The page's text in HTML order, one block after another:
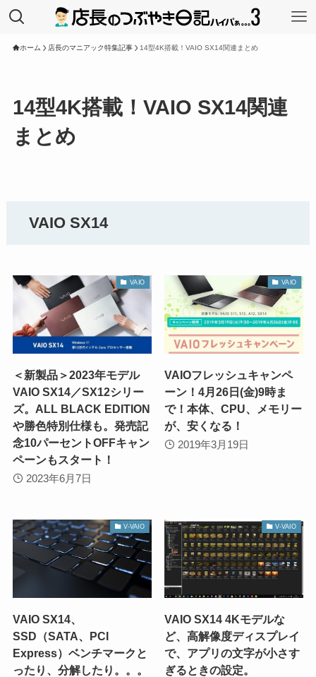
ホーム 店長のマニアック特集記事 14型4K搭載！VAIO SX14関連まとめ
14型4K搭載！VAIO SX14関連
まとめ
VAIO SX14
VAIO
＜新製品＞2023年モデル
VAIO SX14／SX12シリー
ズ。ALL BLACK EDITION
や勝色特別仕様も。発売記
念10パーセントOFFキャン
ペーンもスタート！
2023年6月7日
VAIO
VAIOフレッシュキャンペ
ーン！4月26日(金)9時ま
で！本体、CPU、メモリー
が、安くなる！
2019年3月19日
V-VAIO
VAIO SX14、
SSD（SATA、PCI
Express）ベンチマークと
ったり、分解したり。。。
V-VAIO
VAIO SX14 4Kモデルな
ど、高解像度ディスプレイ
で、アプリの文字が小さす
ぎるときの設定。